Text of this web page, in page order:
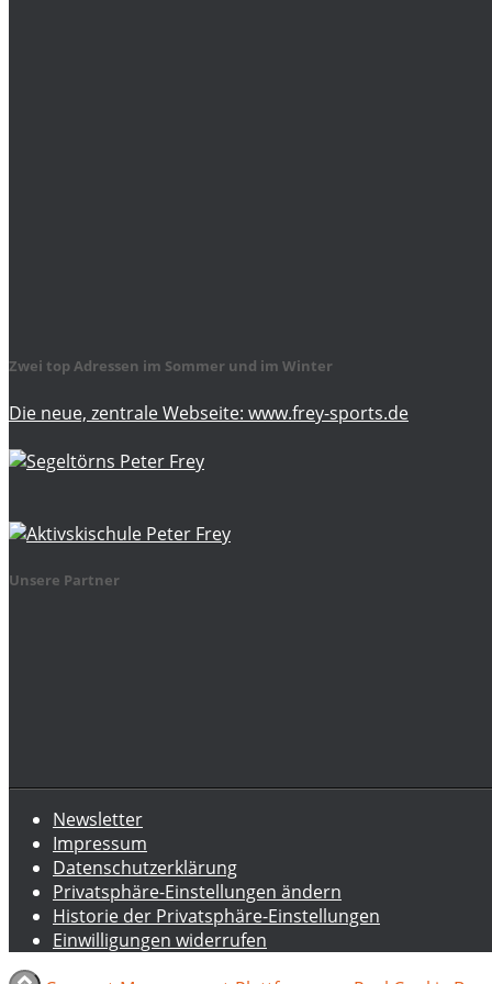
Zwei top Adressen im Sommer und im Winter
Die neue, zentrale Webseite: www.frey-sports.de
Unsere Partner
Newsletter
Impressum
Datenschutzerklärung
Privatsphäre-Einstellungen ändern
Historie der Privatsphäre-Einstellungen
Einwilligungen widerrufen